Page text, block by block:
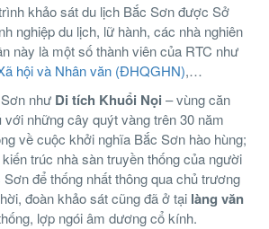
khảo sát du lịch Bắc Sơn được Sở
nghiệp du lịch, lữ hành, các nhà nghiên
này là một số thành viên của RTC như
hội và Nhân văn (ĐHQGHN),…
như Di tích Khuổi Nọi – vùng căn
với những cây quýt vàng trên 30 năm
về cuộc khởi nghĩa Bắc Sơn hào hùng;
trúc nhà sàn truyền thống của người
để thống nhất thông qua chủ trương
đoàn khảo sát cũng đã ở tại làng văn
lợp ngói âm dương cổ kính.